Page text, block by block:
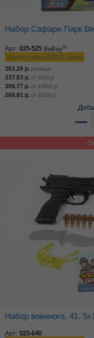
Набор Сафари Парк
Арт: 025-525 BeBoy®
Цена от суммы ВСЕГО заказа
363.26 р. розница
337.83 р. от 5000 р.
308.77 р. от 10000 р.
268.81 р. от 15000 р.
–
Набор военного, 41.
Арт: 025-640